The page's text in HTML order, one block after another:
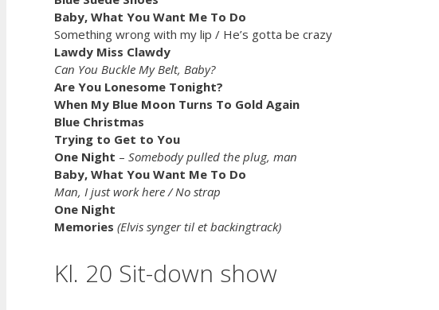
Baby, What You Want Me To Do
Something wrong with my lip / He’s gotta be crazy
Lawdy Miss Clawdy
Can You Buckle My Belt, Baby?
Are You Lonesome Tonight?
When My Blue Moon Turns To Gold Again
Blue Christmas
Trying to Get to You
One Night – Somebody pulled the plug, man
Baby, What You Want Me To Do
Man, I just work here / No strap
One Night
Memories (Elvis synger til et backingtrack)
Kl. 20 Sit-down show